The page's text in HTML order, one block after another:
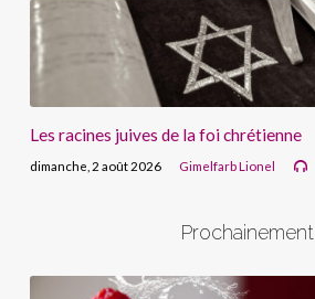
Les racines juives de la foi chrétienne
dimanche, 2 août 2026 Gimelfarb Lionel
Prochainement